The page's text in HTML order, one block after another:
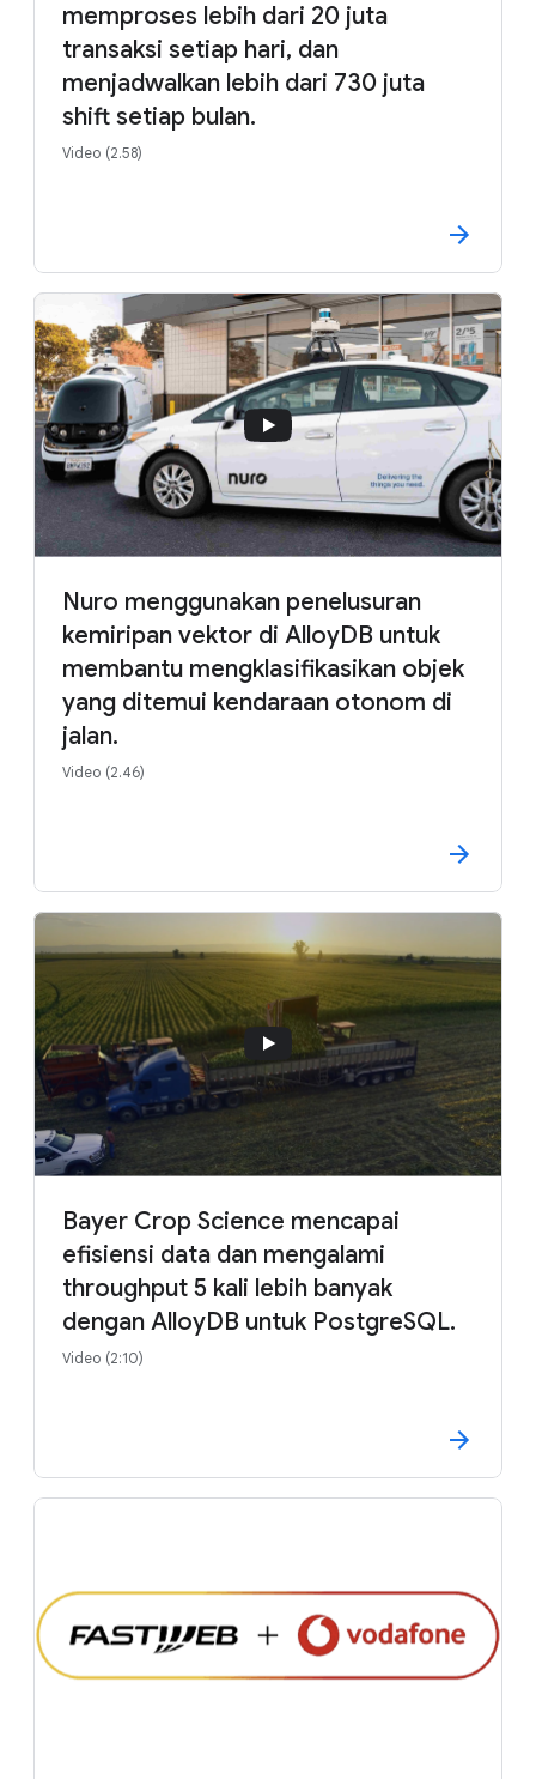
memproses lebih dari 20 juta
transaksi setiap hari, dan
menjadwalkan lebih dari 730 juta
shift setiap bulan.
Video (2.58)
Nuro menggunakan penelusuran
kemiripan vektor di AlloyDB untuk
membantu mengklasifikasikan objek
yang ditemui kendaraan otonom di
jalan.
Video (2.46)
Bayer Crop Science mencapai
efisiensi data dan mengalami
throughput 5 kali lebih banyak
dengan AlloyDB untuk PostgreSQL.
Video (2:10)